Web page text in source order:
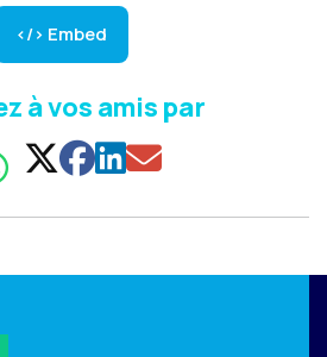
</> Embed
à vos amis par